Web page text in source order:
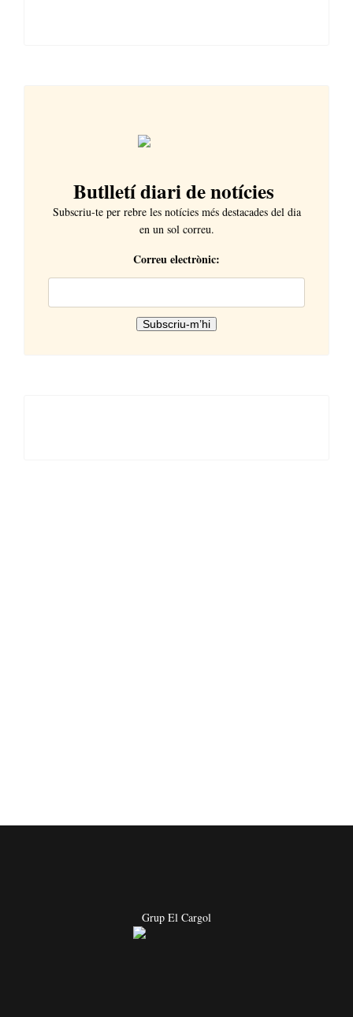
Butlletí diari de notícies
Subscriu-te per rebre les notícies més destacades del dia
en un sol correu.
Correu electrònic:
Grup El Cargol